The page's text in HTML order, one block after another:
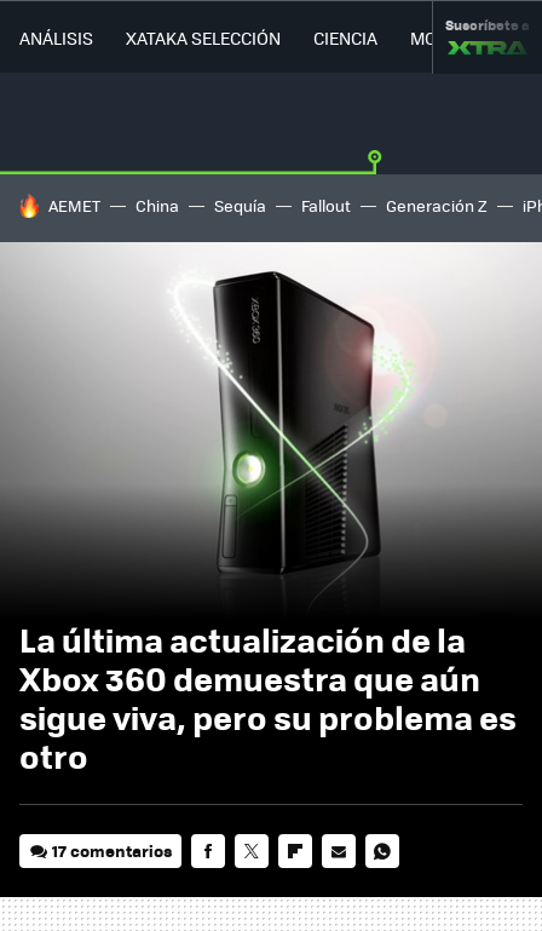
ANÁLISIS XATAKA SELECCIÓN CIENCIA MOVILIDAD
Suscríbete a
HOY SE HABLA DE
AEMET China Sequía Fallout Generación Z
La última actualización de la
Xbox 360 demuestra que aún
sigue viva, pero su problema es
otro
17 comentarios
MAIL